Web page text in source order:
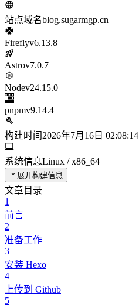
站点域名blog.sugarmgp.cn
Fireflyv6.13.8
Astrov7.0.7
Nodev24.15.0
pnpmv9.14.4
构建时间 2026年7月16日 02:08:14
系统信息Linux / x86_64
展开构建信息
文章目录
1
前言
2
准备工作
3
安装 Hexo
4
上传到 Github
5